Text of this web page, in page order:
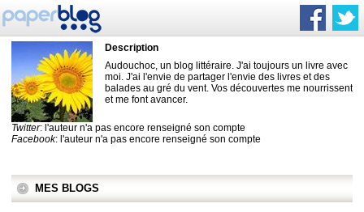
Description
Audouchoc, un blog littéraire. J'ai toujours un livre avec
moi. J'ai l'envie de partager l'envie des livres et des
balades au gré du vent. Vos découvertes me nourrissent
et me font avancer.
Twitter: l'auteur n'a pas encore renseigné son compte
Facebook: l'auteur n'a pas encore renseigné son compte
MES BLOGS